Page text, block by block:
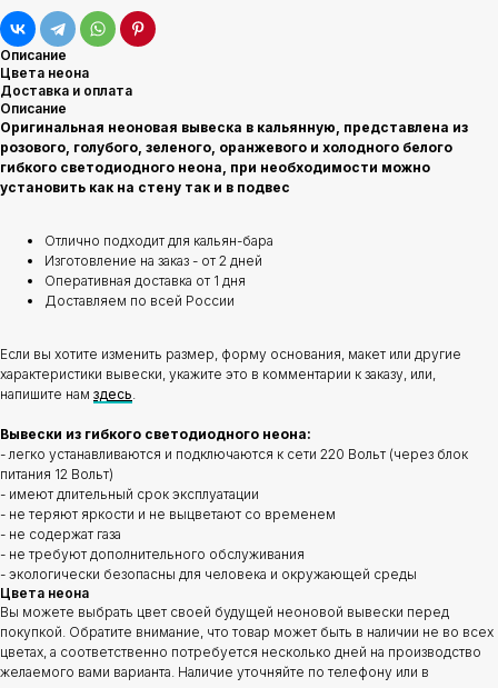
Описание
Цвета неона
Доставка и оплата
Описание
Оригинальная неоновая вывеска в кальянную, представлена из
розового, голубого, зеленого, оранжевого и холодного белого
гибкого светодиодного неона, при необходимости можно
установить как на стену так и в подвес
Отлично подходит для кальян-бара
Изготовление на заказ - от 2 дней
Оперативная доставка от 1 дня
Доставляем по всей России
Если вы хотите изменить размер, форму основания, макет или другие
характеристики вывески, укажите это в комментарии к заказу, или,
напишите нам здесь.
Вывески из гибкого светодиодного неона:
- легко устанавливаются и подключаются к сети 220 Вольт (через блок
питания 12 Вольт)
- имеют длительный срок эксплуатации
- не теряют яркости и не выцветают со временем
- не содержат газа
- не требуют дополнительного обслуживания
- экологически безопасны для человека и окружающей среды
Цвета неона
Вы можете выбрать цвет своей будущей неоновой вывески перед
покупкой. Обратите внимание, что товар может быть в наличии не во всех
цветах, а соответственно потребуется несколько дней на производство
желаемого вами варианта. Наличие уточняйте по телефону или в